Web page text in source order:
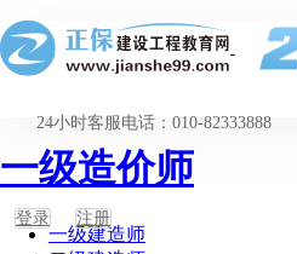
24小时客服电话：010-82333888
登录 注册
一级造价师
一级建造师